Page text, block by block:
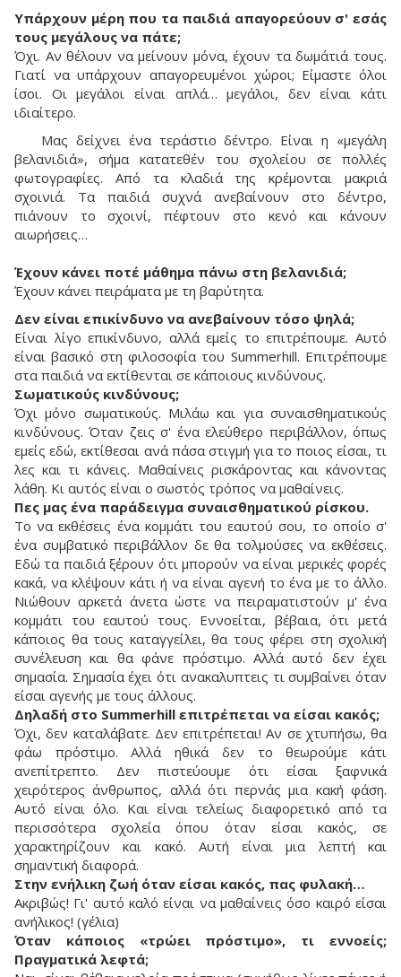
Υπάρχουν μέρη που τα παιδιά απαγορεύουν σ' εσάς
τους μεγάλους να πάτε;
Όχι. Αν θέλουν να μείνουν μόνα, έχουν τα δωμάτιά τους.
Γιατί να υπάρχουν απαγορευμένοι χώροι; Είμαστε όλοι
ίσοι. Οι μεγάλοι είναι απλά… μεγάλοι, δεν είναι κάτι
ιδιαίτερο.
Μας δείχνει ένα τεράστιο δέντρο. Είναι η «μεγάλη
βελανιδιά», σήμα κατατεθέν του σχολείου σε πολλές
φωτογραφίες. Από τα κλαδιά της κρέμονται μακριά
σχοινιά. Τα παιδιά συχνά ανεβαίνουν στο δέντρο,
πιάνουν το σχοινί, πέφτουν στο κενό και κάνουν
αιωρήσεις…
Έχουν κάνει ποτέ μάθημα πάνω στη βελανιδιά;
Έχουν κάνει πειράματα με τη βαρύτητα.
Δεν είναι επικίνδυνο να ανεβαίνουν τόσο ψηλά;
Είναι λίγο επικίνδυνο, αλλά εμείς το επιτρέπουμε. Αυτό
είναι βασικό στη φιλοσοφία του Summerhill. Επιτρέπουμε
στα παιδιά να εκτίθενται σε κάποιους κινδύνους.
Σωματικούς κινδύνους;
Όχι μόνο σωματικούς. Μιλάω και για συναισθηματικούς
κινδύνους. Όταν ζεις σ' ένα ελεύθερο περιβάλλον, όπως
εμείς εδώ, εκτίθεσαι ανά πάσα στιγμή για το ποιος είσαι, τι
λες και τι κάνεις. Μαθαίνεις ρισκάροντας και κάνοντας
λάθη. Κι αυτός είναι ο σωστός τρόπος να μαθαίνεις.
Πες μας ένα παράδειγμα συναισθηματικού ρίσκου.
Το να εκθέσεις ένα κομμάτι του εαυτού σου, το οποίο σ'
ένα συμβατικό περιβάλλον δε θα τολμούσες να εκθέσεις.
Εδώ τα παιδιά ξέρουν ότι μπορούν να είναι μερικές φορές
κακά, να κλέψουν κάτι ή να είναι αγενή το ένα με το άλλο.
Νιώθουν αρκετά άνετα ώστε να πειραματιστούν μ' ένα
κομμάτι του εαυτού τους. Εννοείται, βέβαια, ότι μετά
κάποιος θα τους καταγγείλει, θα τους φέρει στη σχολική
συνέλευση και θα φάνε πρόστιμο. Αλλά αυτό δεν έχει
σημασία. Σημασία έχει ότι ανακαλυπτεις τι συμβαίνει όταν
είσαι αγενής με τους άλλους.
Δηλαδή στο Summerhill επιτρέπεται να είσαι κακός;
Όχι, δεν καταλάβατε. Δεν επιτρέπεται! Αν σε χτυπήσω, θα
φάω πρόστιμο. Αλλά ηθικά δεν το θεωρούμε κάτι
ανεπίτρεπτο. Δεν πιστεύουμε ότι είσαι ξαφνικά
χειρότερος άνθρωπος, αλλά ότι περνάς μια κακή φάση.
Αυτό είναι όλο. Και είναι τελείως διαφορετικό από τα
περισσότερα σχολεία όπου όταν είσαι κακός, σε
χαρακτηρίζουν και κακό. Αυτή είναι μια λεπτή και
σημαντική διαφορά.
Στην ενήλικη ζωή όταν είσαι κακός, πας φυλακή…
Ακριβώς! Γι' αυτό καλό είναι να μαθαίνεις όσο καιρό είσαι
ανήλικος! (γέλια)
Όταν κάποιος «τρώει πρόστιμο», τι εννοείς;
Πραγματικά λεφτά;